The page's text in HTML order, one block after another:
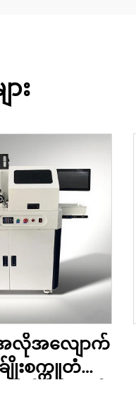
း
အလိုအလျောက်
ခ်ျိုးစက္ကူတံဘိ